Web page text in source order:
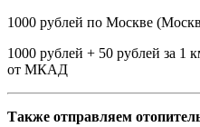
1000 рублей по Москве
1000 рублей + 50 рублей за
от МКАД
Также отправляем